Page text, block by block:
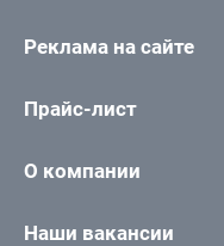
Реклама на сайте
Прайс-лист
О компании
Наши вакансии